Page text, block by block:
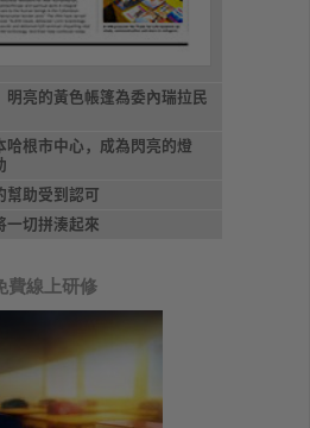
明亮的黃色帳篷為委內瑞拉民
哈根市中心，成為閃亮的燈
幫助受到認可
一切拼湊起來
費線上研修